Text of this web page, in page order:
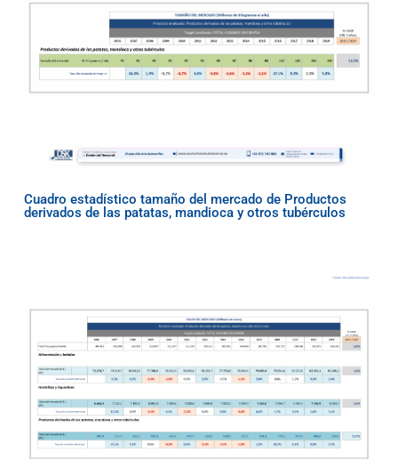
Cuadro estadístico tamaño del mercado de Productos
derivados de las patatas, mandioca y otros tubérculos